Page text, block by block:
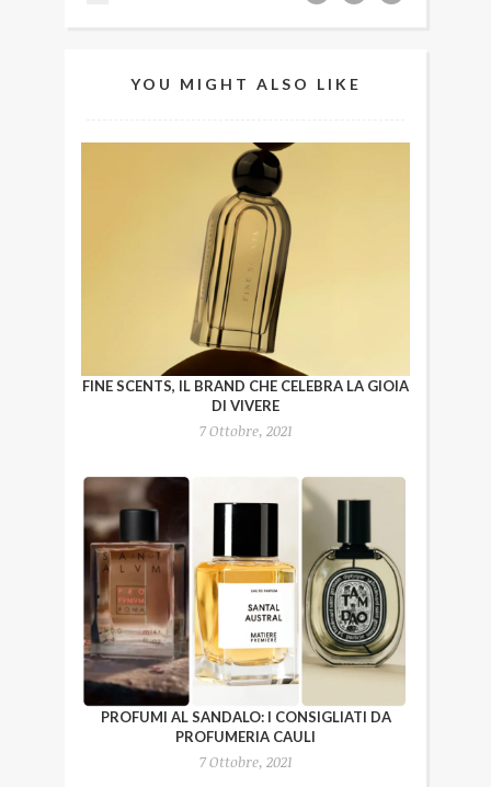
YOU MIGHT ALSO LIKE
FINE SCENTS, IL BRAND CHE CELEBRA LA GIOIA
DI VIVERE
7 Ottobre, 2021
PROFUMI AL SANDALO: I CONSIGLIATI DA
PROFUMERIA CAULI
7 Ottobre, 2021